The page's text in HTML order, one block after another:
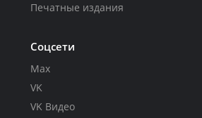
Печатные издания
Соцсети
Max
VK
VK Видео